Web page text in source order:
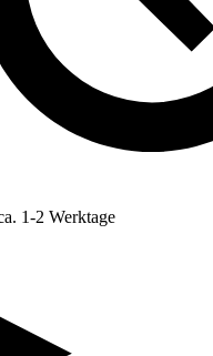
1-2 Werktage